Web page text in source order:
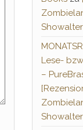
Showalter
Lese-
–
Showalter